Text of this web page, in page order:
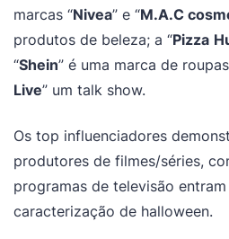
marcas “Nivea” e “M.A.C
produtos de beleza; a “Pizza
“Shein” é uma marca de
Live” um talk show.
Os top influenciadores
produtores de filmes/séries,
programas de televisão
caracterização de halloween.